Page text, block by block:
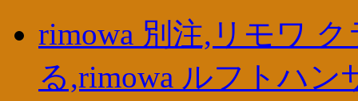
rimowa 別注,リモワ
る,rimowa ルフトハン